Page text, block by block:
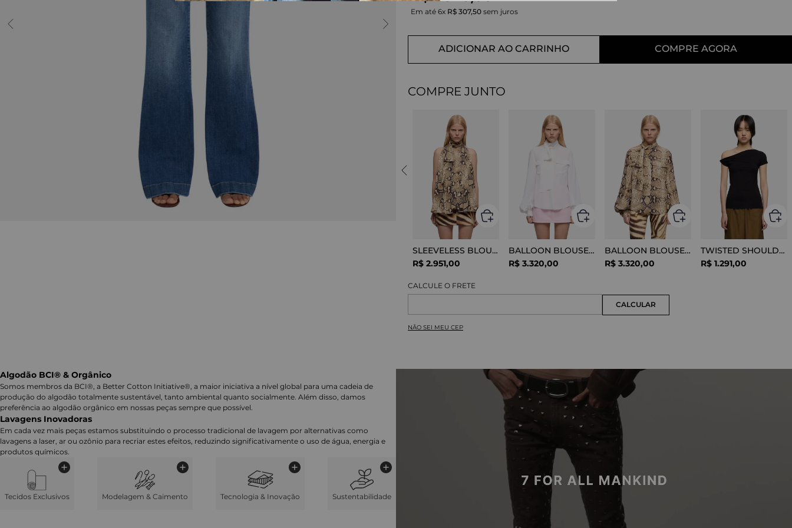
Em até 6x R$ 307,50 sem juros
ADICIONAR AO CARRINHO COMPRE AGORA
COMPRE JUNTO
SLEEVELESS BLOUSE VISCOSE SNAKE
R$ 2.951,00
BALLOON BLOUSE SILK OPTICAL WHITE
R$ 3.320,00
BALLOON BLOUSE VISCOSE SNAKE
R$ 3.320,00
TWISTED SHOULDER TEE LYOCELL BLACK
R$ 1.291,00
NÃO SEI MEU CEP
Algodão BCI® & Orgânico
Somos membros da BCI®, a Better Cotton Initiative®, a maior iniciativa a nível global para uma cadeia de
produção do algodão totalmente sustentável, tanto ambiental quanto socialmente. Além disso, damos
preferência ao algodão orgânico em nossas peças sempre que possível.
Lavagens Inovadoras
Em cada vez mais peças estamos substituindo o processo tradicional de lavagem por alternativas como
lavagens a laser, ar ou ozônio para recriar estes efeitos, reduzindo significativamente o uso de água, energia e
produtos químicos.
Tecidos Exclusivos Modelagem & Caimento Tecnologia & Inovação Sustentabilidade